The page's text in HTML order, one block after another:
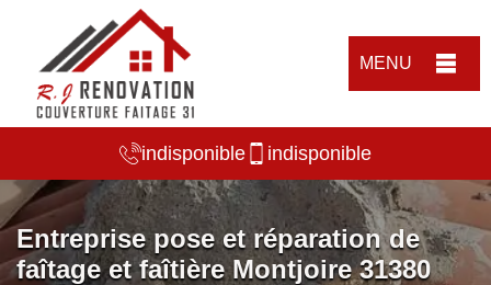
MENU
indisponible indisponible
Entreprise pose et réparation de
faîtage et faîtière Montjoire 31380